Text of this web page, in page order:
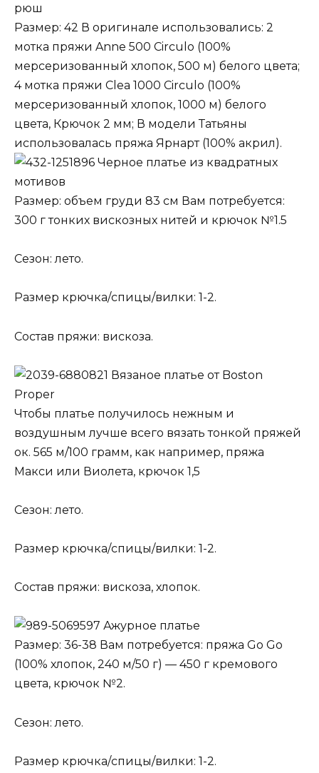
рюш
Размер: 42 В оригинале использовались: 2
мотка пряжи Anne 500 Circulo (100%
мерсеризованный хлопок, 500 м) белого цвета;
4 мотка пряжи Clea 1000 Circulo (100%
мерсеризованный хлопок, 1000 м) белого
цвета, Крючок 2 мм; В модели Татьяны
использовалась пряжа Ярнарт (100% акрил).
Черное платье из квадратных
мотивов
Размер: объем груди 83 см Вам потребуется:
300 г тонких вискозных нитей и крючок №1.5
Сезон: лето.
Размер крючка/спицы/вилки: 1-2.
Состав пряжи: вискоза.
Вязаное платье от Boston
Proper
Чтобы платье получилось нежным и
воздушным лучше всего вязать тонкой пряжей
ок. 565 м/100 грамм, как например, пряжа
Макси или Виолета, крючок 1,5
Сезон: лето.
Размер крючка/спицы/вилки: 1-2.
Состав пряжи: вискоза, хлопок.
Ажурное платье
Размер: 36-38 Вам потребуется: пряжа Go Go
(100% хлопок, 240 м/50 г) — 450 г кремового
цвета, крючок №2.
Сезон: лето.
Размер крючка/спицы/вилки: 1-2.